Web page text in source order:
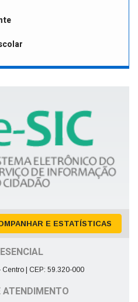
E ESTATÍSTICAS
Centro | CEP: 59.320-000
ATENDIMENTO